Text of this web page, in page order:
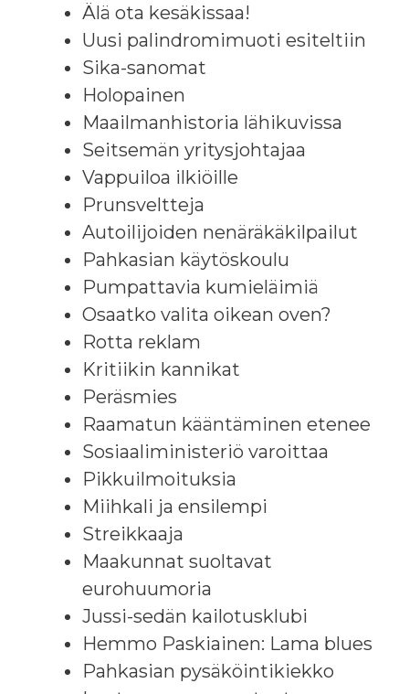
Älä ota kesäkissaa!
Uusi palindromimuoti esiteltiin
Sika-sanomat
Holopainen
Maailmanhistoria lähikuvissa
Seitsemän yritysjohtajaa
Vappuiloa ilkiöille
Prunsveltteja
Autoilijoiden nenäräkäkilpailut
Pahkasian käytöskoulu
Pumpattavia kumieläimiä
Osaatko valita oikean oven?
Rotta reklam
Kritiikin kannikat
Peräsmies
Raamatun kääntäminen etenee
Sosiaaliministeriö varoittaa
Pikkuilmoituksia
Miihkali ja ensilempi
Streikkaaja
Maakunnat suoltavat
eurohuumoria
Jussi-sedän kailotusklubi
Hemmo Paskiainen: Lama blues
Pahkasian pysäköintikiekko